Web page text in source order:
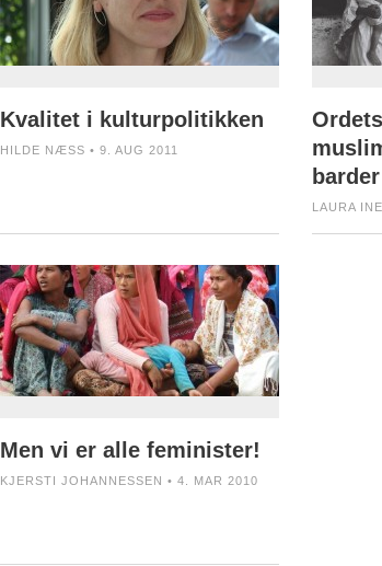
Kvalitet i kulturpolitikken
HILDE NÆSS • 9. AUG 2011
barder
LAURA
Men vi er alle feminister!
KJERSTI JOHANNESSEN • 4. MAR 2010